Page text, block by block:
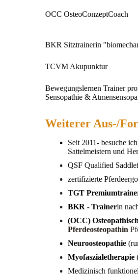
OCC OsteoConzeptCoach
BKR Sitztrainerin
TCVM Akupunktur
Bewegungslernen Trainer
Sensopathie &
Weiterer Aus-/
Seit 2011- besuche
Sattelmeistern und
QSF Qualified
zertifizierte
TGT
BKR - Trainerin
(OCC)
Pferdeosteopathin
Neuroosteopathie
Myofaszialetherapie
Medizinisch